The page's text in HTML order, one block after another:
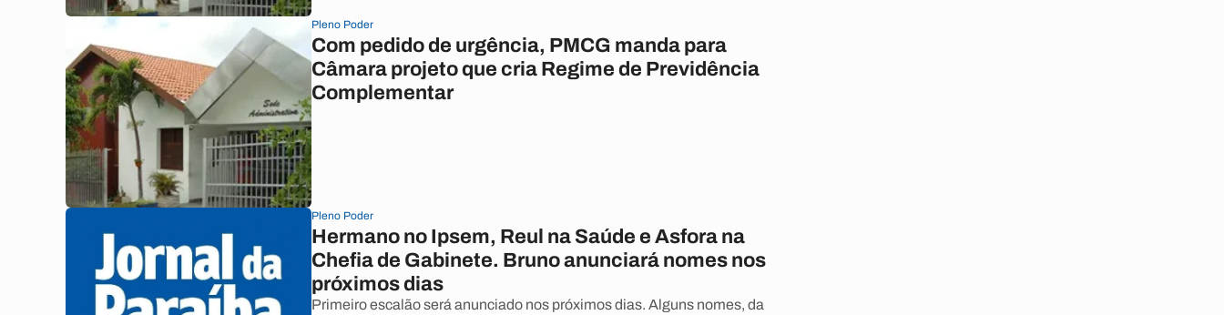
Pleno Poder
Com pedido de urgência, PMCG manda para
Câmara projeto que cria Regime de Previdência
Complementar
Pleno Poder
Hermano no Ipsem, Reul na Saúde e Asfora na
Chefia de Gabinete. Bruno anunciará nomes nos
próximos dias
Primeiro escalão será anunciado nos próximos dias. Alguns nomes, da